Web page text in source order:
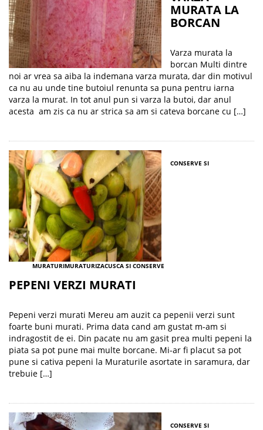
MURATA LA
BORCAN
Varza murata la
borcan Multi dintre
noi ar vrea sa aiba la indemana varza murata, dar din motivul
ca nu au unde tine butoiul renunta sa puna pentru iarna
varza la murat. In tot anul pun si varza la butoi, dar anul
acesta am zis ca nu ar strica sa am si cateva borcane cu […]
CONSERVE SI
MURATURIMURATURIZACUSCA SI CONSERVE
PEPENI VERZI MURATI
Pepeni verzi murati Mereu am auzit ca pepenii verzi sunt
foarte buni murati. Prima data cand am gustat m-am si
indragostit de ei. Din pacate nu am gasit prea multi pepeni la
piata sa pot pune mai multe borcane. Mi-ar fi placut sa pot
pune si cativa pepeni la Muraturile asortate in saramura, dar
trebuie […]
CONSERVE SI